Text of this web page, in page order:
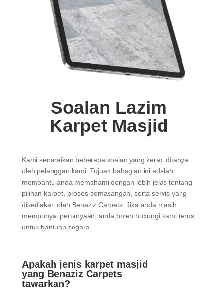
Soalan Lazim
Karpet Masjid
Kami senaraikan beberapa soalan yang kerap ditanya
oleh pelanggan kami. Tujuan bahagian ini adalah
membantu anda memahami dengan lebih jelas tentang
pilihan karpet, proses pemasangan, serta servis yang
disediakan oleh Benaziz Carpets. Jika anda masih
mempunyai pertanyaan, anda boleh hubungi kami terus
untuk bantuan segera.
Apakah jenis karpet masjid
yang Benaziz Carpets
tawarkan?